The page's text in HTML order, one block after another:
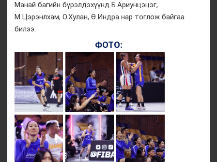
Манай багийн бүрэлдэхүүнд Б.Ариунцэцэг,
М.Цэрэнлхам, О.Хулан, Ө.Индра нар тоглож байгаа
билээ.
ФОТО: